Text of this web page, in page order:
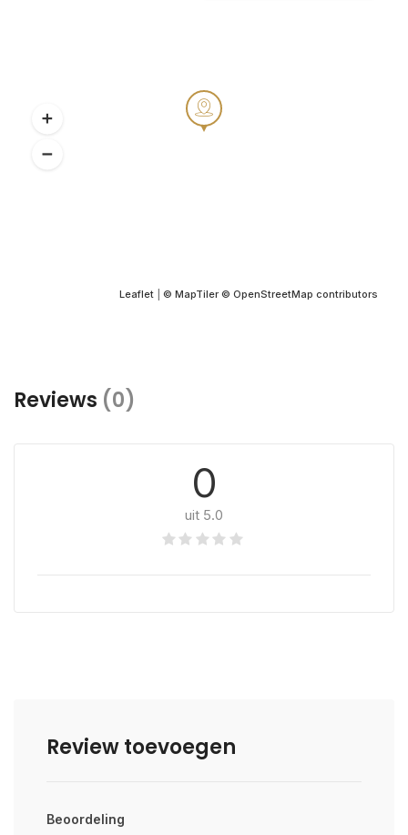
Leaflet © MapTiler © OpenStreetMap contributors
Reviews (0)
0
uit 5.0
Review toevoegen
Beoordeling